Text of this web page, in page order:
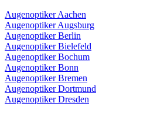
Augenoptiker Aachen
Augenoptiker Augsburg
Augenoptiker Berlin
Augenoptiker Bielefeld
Augenoptiker Bochum
Augenoptiker Bonn
Augenoptiker Bremen
Augenoptiker Dortmund
Augenoptiker Dresden